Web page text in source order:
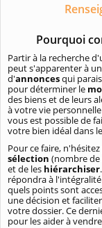
Pourquoi
Partir à la recherche
peut s'apparenter à
d'annoncesqui
pour déterminer le
des biens et de leurs
à votre vie
vous est possible de
votre bien idéal dans
Pour ce faire,
sélection (nombre de
et de les hiérarchiser
répondra à
quels points sont
une décision et
votre dossier. Ce
pour les aider à